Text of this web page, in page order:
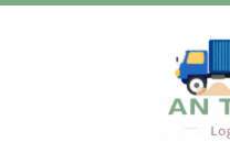
Bỏ